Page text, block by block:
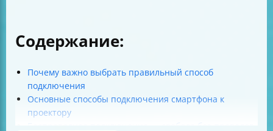
Содержание:
Почему важно выбрать правильный способ
подключения
Основные способы подключения смартфона к
проектору